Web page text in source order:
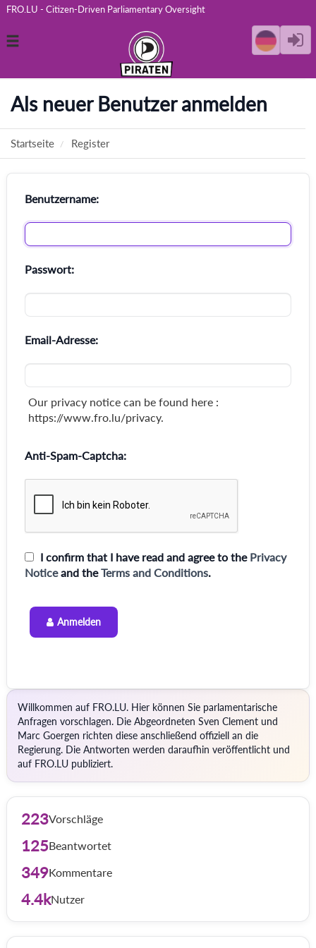
FRO.LU - Citizen-Driven Parliamentary Oversight
Toggle
Als neuer Benutzer anmelden
Startseite Register
Benutzername:
Passwort:
Email-Adresse:
Our privacy notice can be found here :
https://www.fro.lu/privacy.
Anti-Spam-Captcha:
I confirm that I have read and agree to the Privacy
Noticeand theTerms and Conditions.
Anmelden
Willkommen auf FRO.LU. Hier können Sie parlamentarische
Anfragen vorschlagen. Die Abgeordneten Sven Clement und
Marc Goergen richten diese anschließend offiziell an die
Regierung. Die Antworten werden daraufhin veröffentlicht und
auf FRO.LU publiziert.
223Vorschläge
125Beantwortet
349Kommentare
4.4kNutzer